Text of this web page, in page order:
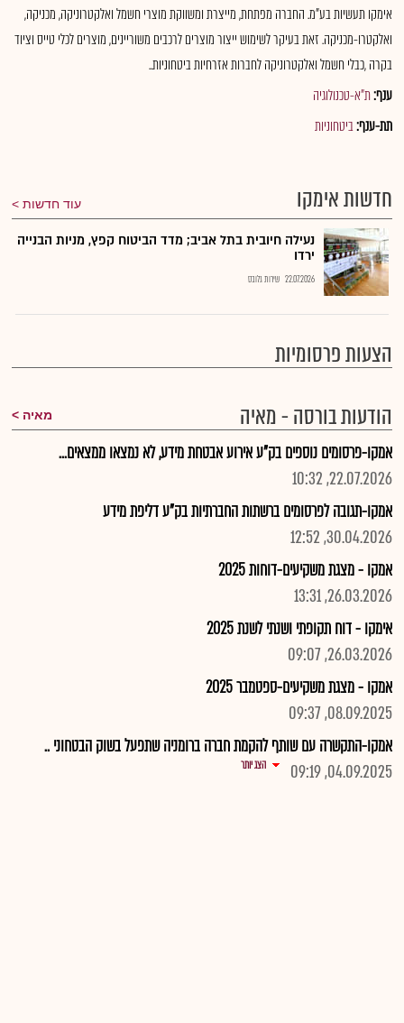
אימקו תעשיות בע"מ. החברה מפתחת, מייצרת ומשווקת מוצרי חשמל ואלקטרוניקה, מכניקה,
ואלקטרו-מכניקה. זאת בעיקר לשימוש ייצור מוצרים לרכבים משוריינים, מוצרים לכלי טייס וציוד
בקרה ,כבלי חשמל ואלקטרוניקה לחברות אזרחיות ביטחוניות..
ענף:ת"א-טכנולוגיה
תת-ענף:ביטחוניות
חדשות אימקו עוד חדשות
נעילה חיובית בתל אביב; מדד הביטוח קפץ, מניות הבנייה
ירדו
22.07.2026 שירות גלובס
הצעות פרסומיות
הודעות בורסה - מאיה
מאיה
אמקו-פרסומים נוספים בק"ע אירוע אבטחת מידע, לא נמצאו ממצאים...
22.07.2026, 10:32
אמקו-תגובה לפרסומים ברשתות החברתיות בק"ע דליפת מידע
30.04.2026, 12:52
אמקו - מצגת משקיעים-דוחות 2025
26.03.2026, 13:31
אימקו - דוח תקופתי ושנתי לשנת 2025
26.03.2026, 09:07
אמקו - מצגת משקיעים-ספטמבר 2025
08.09.2025, 09:37
אמקו-התקשרה עם שותף להקמת חברה ברומניה שתפעל בשוק הבטחוני ..
04.09.2025, 09:19
הצג יותר